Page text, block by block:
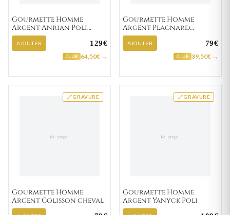
Gourmette Homme
Argent Anrian Poli
figaro
AJOUTER 129€
CLUB 64,50€ →
Gourmette Homme
Argent Plagnard
fantaisie
AJOUTER 79€
CLUB 39,50€ →
GRAVURE
Gourmette Homme
Argent Colisson cheval
GRAVURE
Gourmette Homme
Argent Yanyck Poli